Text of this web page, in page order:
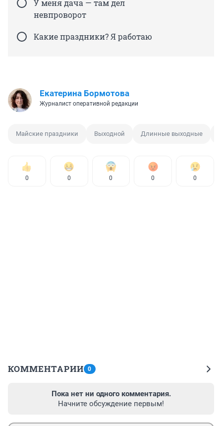
У меня дача — там дел
невпроворот
Какие праздники? Я работаю
Екатерина Бормотова
Журналист оперативной редакции
Майские праздники Выходной Длинные выходные
0 0 0 0 0
КОММЕНТАРИИ 0
Пока нет ни одного комментария.
Начните обсуждение первым!